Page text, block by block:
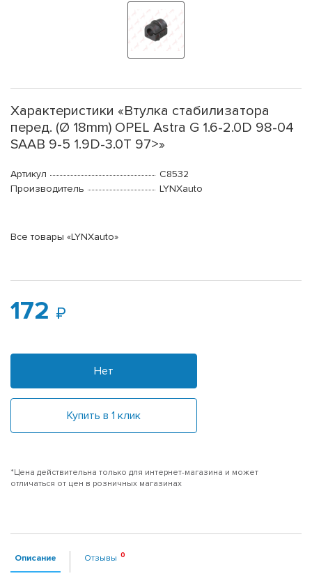
Характеристики «Втулка стабилизатора
перед. (Ø 18mm) OPEL Astra G 1.6-2.0D 98-04
SAAB 9-5 1.9D-3.0T 97>»
Артикул
C8532
Производитель
LYNXauto
Все товары «LYNXauto»
172
Нет
Купить в 1 клик
*Цена действительна только для интернет-магазина и может
отличаться от цен в розничных магазинах
Описание Отзывы